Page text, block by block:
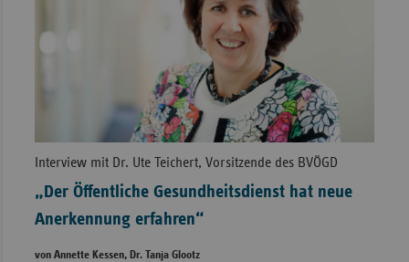
Interview mit Dr. Ute Teichert, Vorsitzende des BVÖGD
„Der Öffentliche Gesundheitsdienst hat neue
Anerkennung erfahren“
von Annette Kessen, Dr. Tanja Glootz